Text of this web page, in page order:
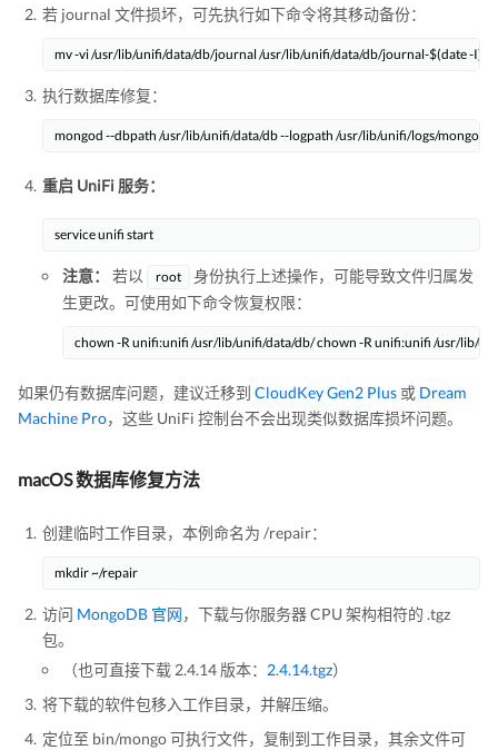
若 journal 文件损坏，可先执行如下命令将其移动备份：
mv -vi /usr/lib/unifi/data/db/journal /usr/lib/unifi/data/db/journal-$(date -I)
执行数据库修复：
mongod --dbpath /usr/lib/unifi/data/db --logpath /usr/lib/unifi/logs/
重启 UniFi 服务：
service unifi start
注意： 若以 root
身份执行上述操作，可能导致文件归属发
生更改。可使用如下命令恢复权限：
chown -R unifi:unifi /usr/lib/unifi/data/db/ chown -R unifi:unifi /usr/lib/
如果仍有数据库问题，建议迁移到 CloudKey Gen2 Plus 或 Dream
Machine Pro，这些 UniFi 控制台不会出现类似数据库损坏问题。
macOS 数据库修复方法
创建临时工作目录，本例命名为 /repair：
mkdir ~/repair
访问 MongoDB 官网 ，下载与你服务器 CPU 架构相符的 .tgz
包。
（也可直接下载 2.4.14 版本： 2.4.14.tgz）
将下载的软件包移入工作目录，并解压缩。
定位至 bin/mongo 可执行文件，复制到工作目录，其余文件可